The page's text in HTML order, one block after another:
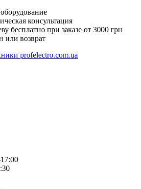
консультация
бесплатно при заказе от 3000 грн
или возврат